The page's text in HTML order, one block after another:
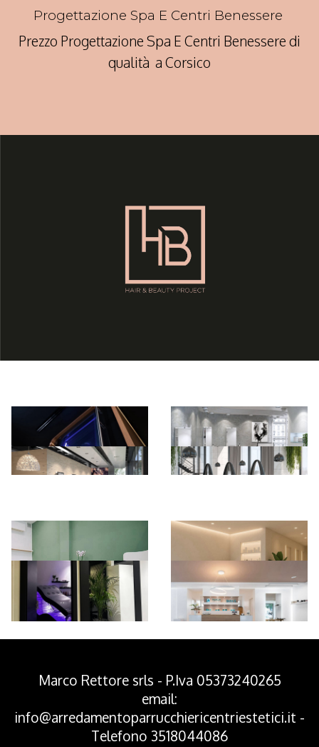
Progettazione Spa E Centri Benessere
Prezzo Progettazione Spa E Centri Benessere di
qualità a Corsico
Marco Rettore srls - P.Iva 05373240265
email:
info@arredamentoparrucchiericentriestetici.it -
Telefono 3518044086